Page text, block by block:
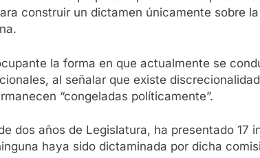
construir un dictamen únicamente sobre
la forma en que actualmente se
al señalar que existe
“congeladas políticamente”.
dos años de Legislatura, ha presentado 17
haya sido dictaminada por dicha